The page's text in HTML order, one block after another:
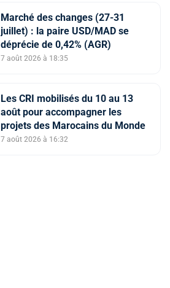
Marché des changes (27-31
juillet) : la paire USD/MAD se
déprécie de 0,42% (AGR)
7 août 2026 à 18:35
Les CRI mobilisés du 10 au 13
août pour accompagner les
projets des Marocains du Monde
7 août 2026 à 16:32